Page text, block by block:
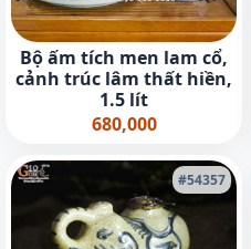
Bộ ấm tích men lam cổ,
cảnh trúc lâm thất hiền,
1.5 lít
680,000
#54357